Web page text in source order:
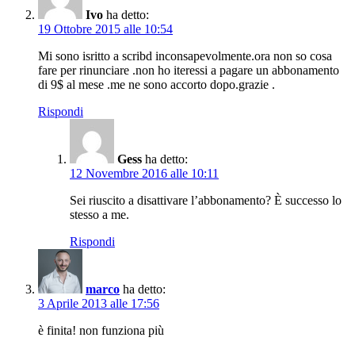
Ivo ha detto:
19 Ottobre 2015 alle 10:54
Mi sono isritto a scribd inconsapevolmente.ora non so cosa
fare per rinunciare .non ho iteressi a pagare un abbonamento
di 9$ al mese .me ne sono accorto dopo.grazie .
Rispondi
Gess ha detto:
12 Novembre 2016 alle 10:11
Sei riuscito a disattivare l’abbonamento? È successo lo
stesso a me.
Rispondi
marco ha detto:
3 Aprile 2013 alle 17:56
è finita! non funziona più